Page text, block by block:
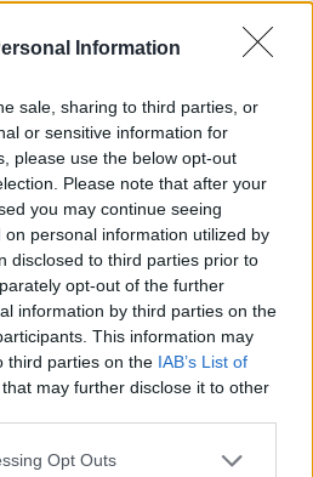
Information
sale, sharing to third parties, or
or sensitive information for
please use the below opt-out
Please note that after your
you may continue seeing
personal information utilized by
disclosed to third parties prior to
opt-out of the further
information by third parties on the
This information may
third parties on the IAB’s List of
that may further disclose it to other
Opt Outs
Rusia – n. red.)”.
ad